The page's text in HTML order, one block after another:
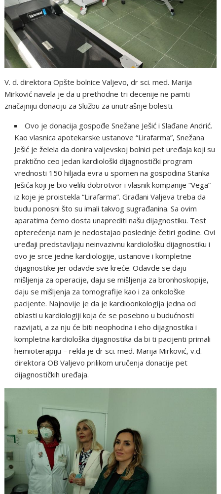
V. d. direktora Opšte bolnice Valjevo, dr sci. med. Marija
Mirković navela je da u prethodne tri decenije ne pamti
značajniju donaciju za Službu za unutrašnje bolesti.
Ovo je donacija gospođe Snežane Ješić i Slađane Andrić.
Kao vlasnica apotekarske ustanove “Lirafarma”, Snežana
Ješić je želela da donira valjevskoj bolnici pet uređaja koji su
praktično ceo jedan kardiološki dijagnostički program
vrednosti 150 hiljada evra u spomen na gospodina Stanka
Ješića koji je bio veliki dobrotvor i vlasnik kompanije “Vega”
iz koje je proistekla “Lirafarma”. Građani Valjeva treba da
budu ponosni što su imali takvog sugrađanina. Sa ovim
aparatima ćemo dosta unaprediti našu dijagnostiku. Test
opterećenja nam je nedostajao poslednje četiri godine. Ovi
uređaji predstavljaju neinvazivnu kardiološku dijagnostiku i
ovo je srce jedne kardiologije, ustanove i kompletne
dijagnostike jer odavde sve kreće. Odavde se daju
mišljenja za operacije, daju se mišljenja za bronhoskopije,
daju se mišljenja za tomografije kao i za onkološke
pacijente. Najnovije je da je kardioonkologija jedna od
oblasti u kardiologiji koja će se posebno u budućnosti
razvijati, a za nju će biti neophodna i eho dijagnostika i
kompletna kardiološka dijagnostika da bi ti pacijenti primali
hemioterapiju – rekla je dr sci. med. Marija Mirković, v.d.
direktora OB Valjevo prilikom uručenja donacije pet
dijagnostičkih uređaja.